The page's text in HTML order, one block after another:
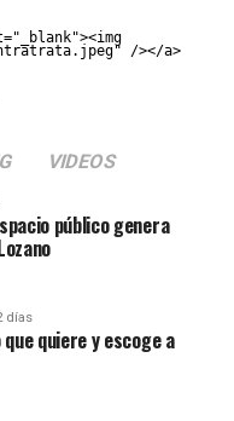
/></a>
VIDEOS
público genera
días
que quiere y escoge a